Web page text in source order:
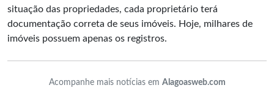
situação das propriedades, cada proprietário terá
documentação correta de seus imóveis. Hoje, milhares de
imóveis possuem apenas os registros.
Acompanhe mais notícias em Alagoasweb.com